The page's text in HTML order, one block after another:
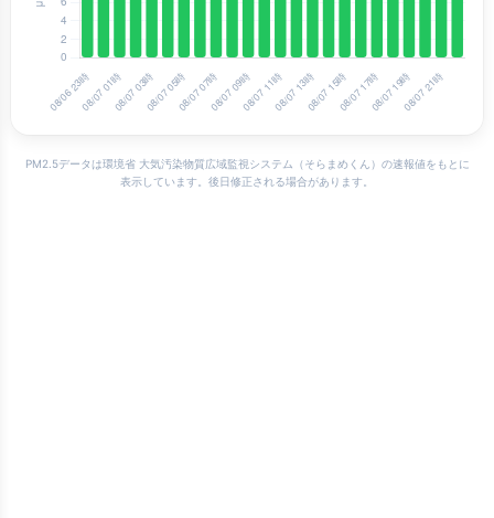
PM2.5データは環境省 大気汚染物質広域監視システム（そらまめくん） の速報値をもとに
表示しています。後日修正される場合があります。